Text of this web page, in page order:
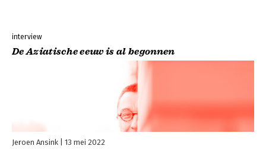
interview
De Aziatische eeuw is al begonnen
Jeroen Ansink 13 mei 2022